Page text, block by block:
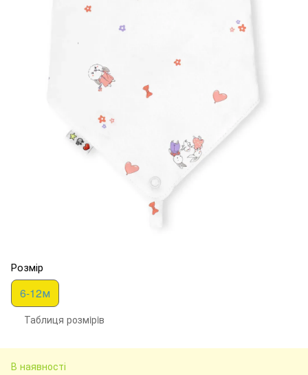
Розмір
6-12м
Таблиця розмiрiв
В наявності